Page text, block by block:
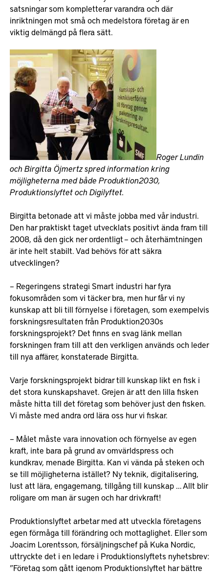
satsningar som kompletterar varandra och där
inriktningen mot små och medelstora företag är en
viktig delmängd på flera sätt.
Roger Lundin
och Birgitta Öjmertz spred information kring
möjligheterna med både Produktion2030,
Produktionslyftet och Digilyftet.
Birgitta betonade att vi måste jobba med vår industri.
Den har praktiskt taget utvecklats positivt ända fram till
2008, då den gick ner ordentligt – och återhämtningen
är inte helt stabilt. Vad behövs för att säkra
utvecklingen?
– Regeringens strategi Smart industri har fyra
fokusområden som vi täcker bra, men hur får vi ny
kunskap att bli till förnyelse i företagen, som exempelvis
forskningsresultaten från Produktion2030s
forskningsprojekt? Det finns en svag länk mellan
forskningen fram till att den verkligen används och leder
till nya affärer, konstaterade Birgitta.
Varje forskningsprojekt bidrar till kunskap likt en fisk i
det stora kunskapshavet. Grejen är att den lilla fisken
måste hitta till det företag som behöver just den fisken.
Vi måste med andra ord lära oss hur vi fiskar.
– Målet måste vara innovation och förnyelse av egen
kraft, inte bara på grund av omvärldspress och
kundkrav, menade Birgitta. Kan vi vända på steken och
se till möjligheterna istället? Ny teknik, digitalisering,
lust att lära, engagemang, tillgång till kunskap … Allt blir
roligare om man är sugen och har drivkraft!
Produktionslyftet arbetar med att utveckla företagens
egen förmåga till förändring och mottaglighet. Eller som
Joacim Lorentsson, försäljningschef på Kuka Nordic,
uttryckte det i en ledare i Produktionslyftets nyhetsbrev:
”Företag som gått igenom Produktionslyftet har bättre